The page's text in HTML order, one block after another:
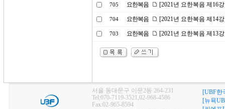
705 요한복음 [2021년 요한복음 제16
704 요한복음 [2021년 요한복음 제14
703 요한복음 [2021년 요한복음 제13
서울 동대문구 이문2동 264-231
Tel:070-7119-3521,02-968-4586
Fax:02-965-8594
[UBF한
[뉴욕